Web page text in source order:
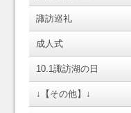
諏訪巡礼
成人式
10.1諏訪湖の日
↓【その他】↓